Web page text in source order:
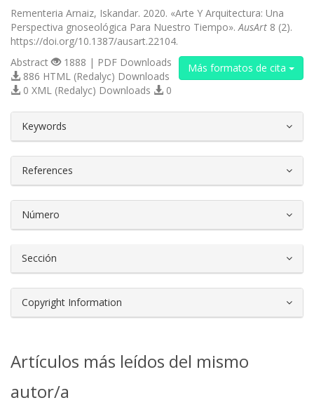
Rementeria Arnaiz, Iskandar. 2020. «Arte Y Arquitectura: Una
Perspectiva gnoseológica Para Nuestro Tiempo». AusArt 8 (2).
https://doi.org/10.1387/ausart.22104.
Más formatos de cita
Abstract
1888 | PDF Downloads
886 HTML (Redalyc) Downloads
0 XML (Redalyc) Downloads
0
Keywords
References
Número
Sección
Copyright Information
Artículos más leídos del mismo
autor/a